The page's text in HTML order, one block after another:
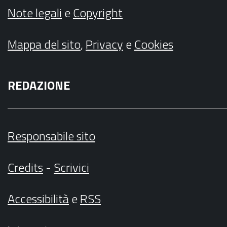
Note legalieCopyright
Mappa del sito,PrivacyeCookies
REDAZIONE
Responsabile sito
Credits- Scrivici
AccessibilitàeRSS